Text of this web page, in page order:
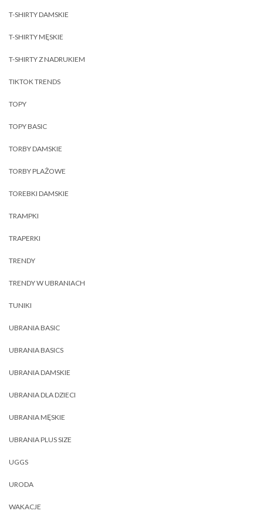
T-SHIRTY DAMSKIE
T-SHIRTY MĘSKIE
T-SHIRTY Z NADRUKIEM
TIKTOK TRENDS
TOPY
TOPY BASIC
TORBY DAMSKIE
TORBY PLAŻOWE
TOREBKI DAMSKIE
TRAMPKI
TRAPERKI
TRENDY
TRENDY W UBRANIACH
TUNIKI
UBRANIA BASIC
UBRANIA BASICS
UBRANIA DAMSKIE
UBRANIA DLA DZIECI
UBRANIA MĘSKIE
UBRANIA PLUS SIZE
UGGS
URODA
WAKACJE